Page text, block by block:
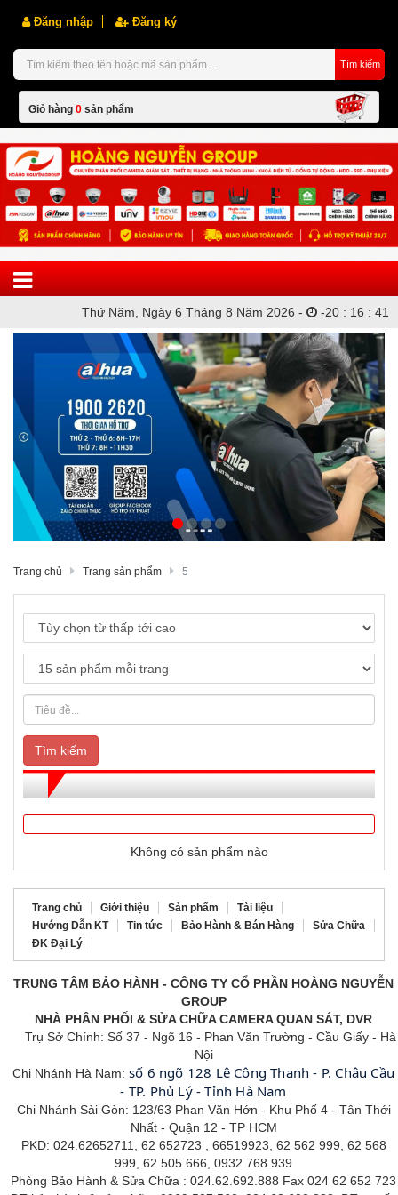
Đăng nhập Đăng ký
Tìm kiếm
Giỏ hàng 0 sản phẩm
Thứ Năm, Ngày 6 Tháng 8 Năm 2026 - -20 : 16 : 41
Trang chủ Trang sản phẩm 5
Tìm kiếm
Không có sản phẩm nào
Trang chủ Giới thiệu Sản phẩm
Tài liệu
Hướng Dẫn KT
Tin tức Bảo Hành & Bán Hàng
Sửa Chữa
ĐK Đại Lý
TRUNG TÂM BẢO HÀNH - CÔNG TY CỔ PHẦN HOÀNG NGUYỄN
GROUP
NHÀ PHÂN PHỐI & SỬA CHỮA CAMERA QUAN SÁT, DVR
Trụ Sở Chính: Số 37 - Ngõ 16 - Phan Văn Trường - Cầu Giấy - Hà
Nội
Chi Nhánh Hà Nam: số 6 ngõ 128 Lê Công Thanh - P. Châu Cầu
- TP. Phủ Lý - Tỉnh Hà Nam
Chi Nhánh Sài Gòn: 123/63 Phan Văn Hớn - Khu Phố 4 - Tân Thới
Nhất - Quận 12 - TP HCM
PKD: 024.62652711, 62 652723 , 66519923, 62 562 999, 62 568
999, 62 505 666, 0932 768 939
Phòng Bảo Hành & Sửa Chữa : 024.62.692.888 Fax 024 62 652 723